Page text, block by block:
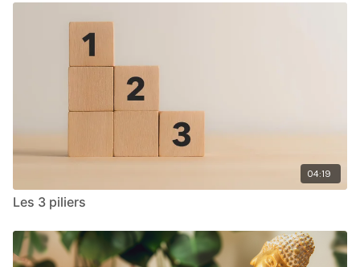
04:19
Les 3 piliers